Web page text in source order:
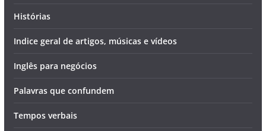
Histórias
Indice geral de artigos, músicas e vídeos
Inglês para negócios
Palavras que confundem
Tempos verbais